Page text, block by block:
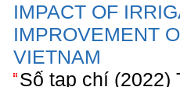
IMPACT OF
IMPROVEMENT
VIETNAM
Số tạp chí (2022)